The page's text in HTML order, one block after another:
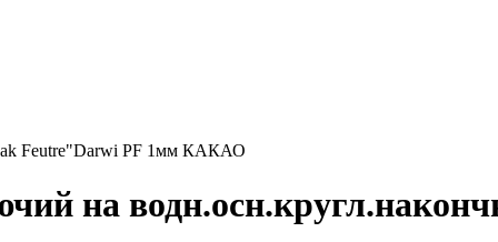
Feutre"Darwi PF 1мм КАКАО
на